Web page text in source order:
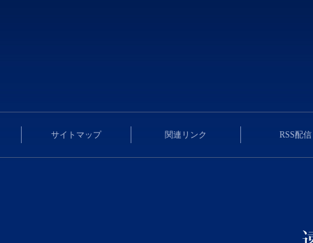
サイトマップ 関連リンク RSS配信